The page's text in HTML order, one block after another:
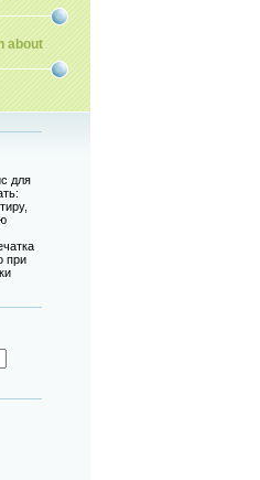
about
для
при